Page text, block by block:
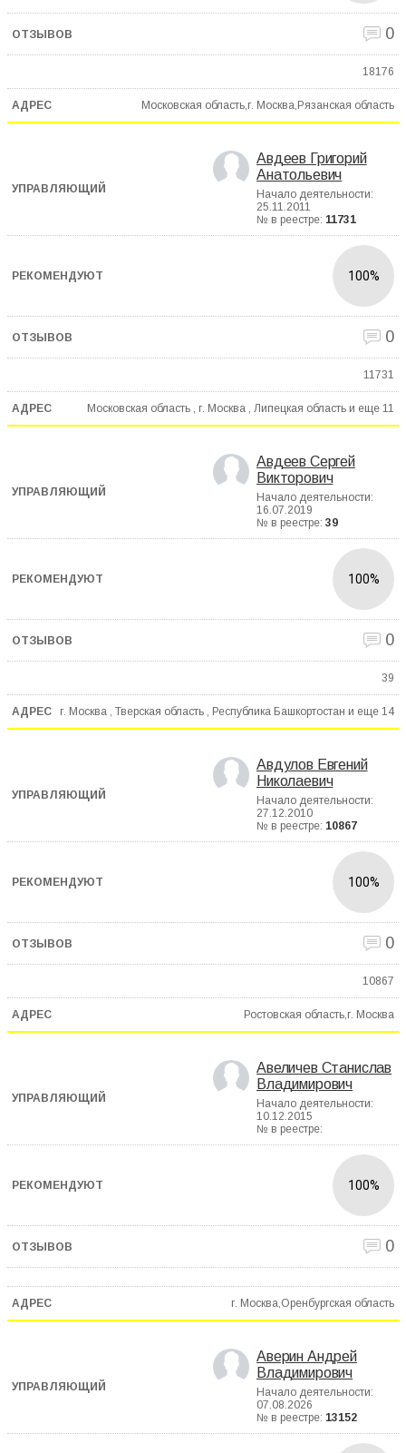
0
18176
Московская область,г. Москва,Рязанская область
Авдеев Григорий
Анатольевич
Начало деятельности:
25.11.2011
№ в реестре: 11731
100%
0
11731
Московская область , г. Москва , Липецкая область и еще 11
Авдеев Сергей
Викторович
Начало деятельности:
16.07.2019
№ в реестре: 39
100%
0
39
г. Москва , Тверская область , Республика Башкортостан и еще 14
Авдулов Евгений
Николаевич
Начало деятельности:
27.12.2010
№ в реестре: 10867
100%
0
10867
Ростовская область,г. Москва
Авеличев Станислав
Владимирович
Начало деятельности:
10.12.2015
№ в реестре:
100%
0
г. Москва,Оренбургская область
Аверин Андрей
Владимирович
Начало деятельности:
07.08.2026
№ в реестре: 13152